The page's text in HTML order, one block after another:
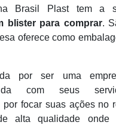
Brasil Plast tem a
blister para comprar.
oferece como
por ser uma
com seus
por focar suas ações no
alta qualidade onde